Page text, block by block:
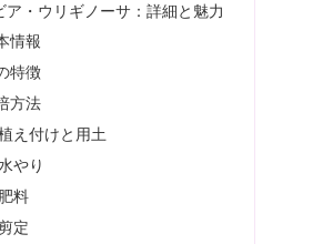
ア・ウリギノーサ：詳細と魅力
情報
特徴
方法
え付けと用土
やり
肥料
定